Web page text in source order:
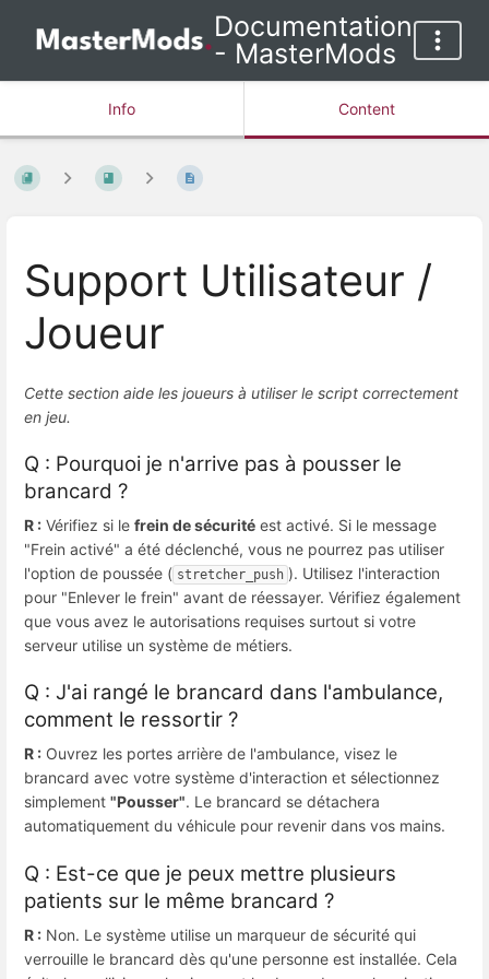
Documentation
- MasterMods
Info Content
Support Utilisateur /
Joueur
Cette section aide les joueurs à utiliser le script correctement
en jeu.
Q : Pourquoi je n'arrive pas à pousser le
brancard ?
R : Vérifiez si le frein de sécurité est activé. Si le message
"Frein activé" a été déclenché, vous ne pourrez pas utiliser
l'option de poussée ( stretcher_push ). Utilisez l'interaction
pour "Enlever le frein" avant de réessayer. Vérifiez également
que vous avez le autorisations requises surtout si votre
serveur utilise un système de métiers.
Q : J'ai rangé le brancard dans l'ambulance,
comment le ressortir ?
R : Ouvrez les portes arrière de l'ambulance, visez le
brancard avec votre système d'interaction et sélectionnez
simplement "Pousser". Le brancard se détachera
automatiquement du véhicule pour revenir dans vos mains.
Q : Est-ce que je peux mettre plusieurs
patients sur le même brancard ?
R : Non. Le système utilise un marqueur de sécurité qui
verrouille le brancard dès qu'une personne est installée. Cela